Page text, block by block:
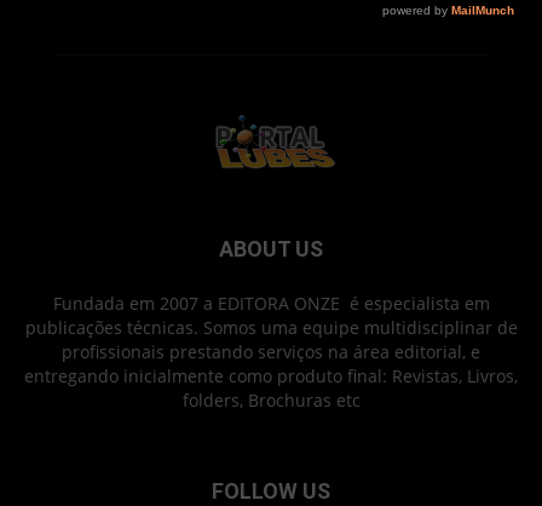
ABOUT US
Fundada em 2007 a EDITORA ONZE é especialista em
publicações técnicas. Somos uma equipe multidisciplinar de
profissionais prestando serviços na área editorial, e
entregando inicialmente como produto final: Revistas, Livros,
folders, Brochuras etc
FOLLOW US